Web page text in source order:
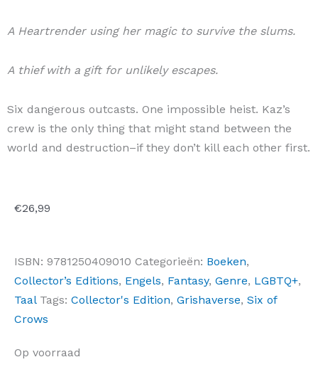
A Heartrender using her magic to survive the slums.
A thief with a gift for unlikely escapes.
Six dangerous outcasts. One impossible heist. Kaz’s
crew is the only thing that might stand between the
world and destruction–if they don’t kill each other first.
€26,99
ISBN: 9781250409010 Categorieën: Boeken,
Collector’s Editions, Engels, Fantasy, Genre, LGBTQ+,
Taal Tags: Collector's Edition, Grishaverse, Six of
Crows
Op voorraad
Six